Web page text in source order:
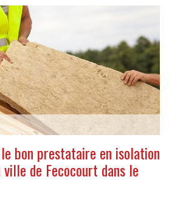
bon prestataire en isolation
de Fecocourt dans le